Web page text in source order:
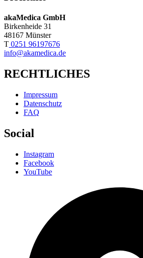
akaMedica GmbH
Birkenheide 31
48167 Münster
T 0251 96197676
info@akamedica.de
RECHTLICHES
Impressum
Datenschutz
FAQ
Social
Instagram
Facebook
YouTube